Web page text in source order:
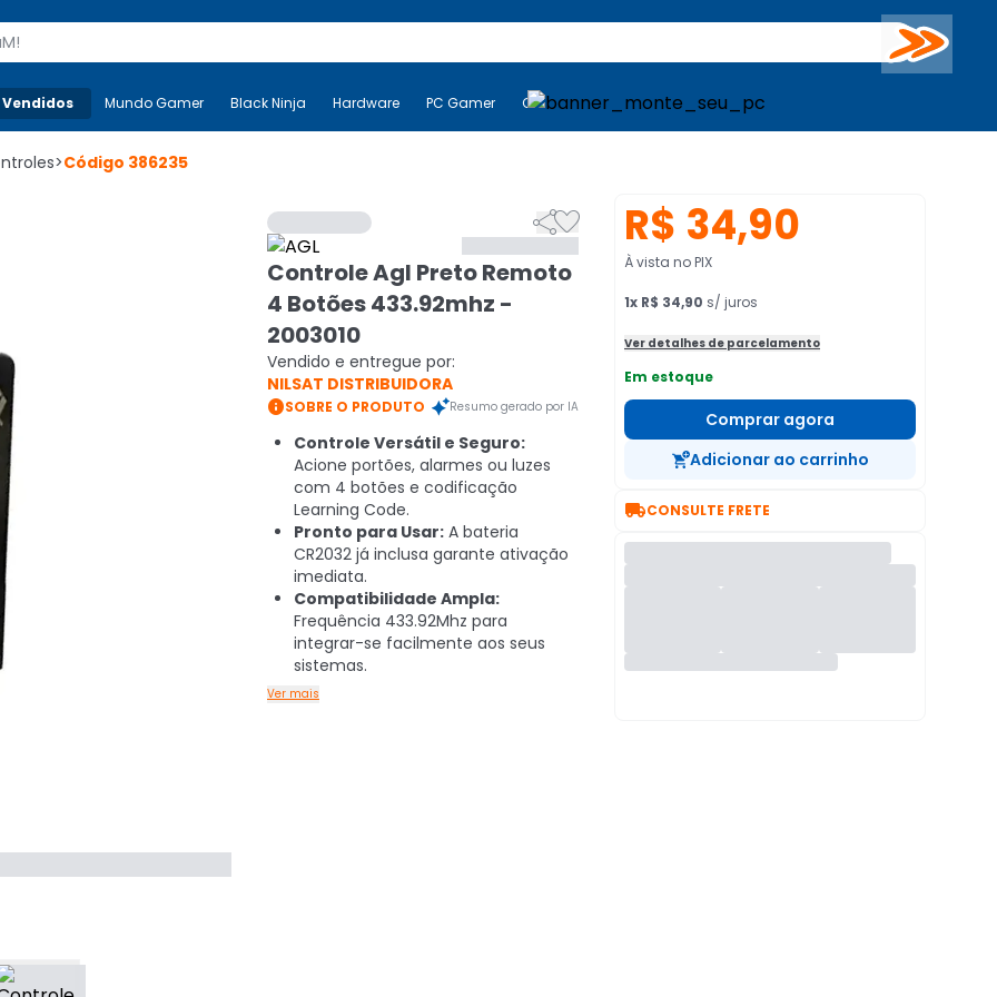
Buscar
Mais-v- Mundo Gamer Black Ninja Hardware PC Gamer Computadores Periféricos
Mundo Gamer Black Ninja Hardware PC Gamer Computadores Periféricos TV
>Código 386235

Controle Agl Preto Remoto
4 Botões 433.92mhz -
2003010
Vendido e entregue por:
NILSAT DISTRIBUIDORA
SOBRE O PRODUTO Resumo gerado por IA
Controle Versátil e Seguro:
Acione portões, alarmes ou luzes
com 4 botões e codificação
Learning Code.
Pronto para Usar: A bateria
CR2032 já inclusa garante ativação
imediata.
Compatibilidade Ampla:
Frequência 433.92Mhz para
integrar-se facilmente aos seus
sistemas.
Ver mais
R$ 34,90
À vista no PIX
1x R$ 34,90 s/ juros
Ver detalhes de parcelamento
Em estoque
Comprar agora
Adicionar ao carrinho
CONSULTE FRETE